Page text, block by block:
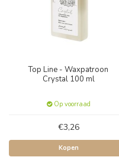
Top Line - Waxpatroon
Crystal 100 ml
Op voorraad
€3,26
Kopen